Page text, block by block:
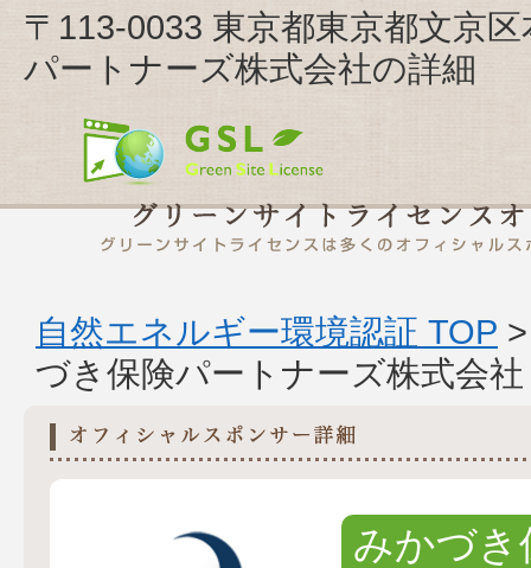
〒113-0033 東京都東京都文京
パートナーズ株式会社の詳細
自然エネルギー環境認証 TOP
づき保険パートナーズ株式会
みかづき